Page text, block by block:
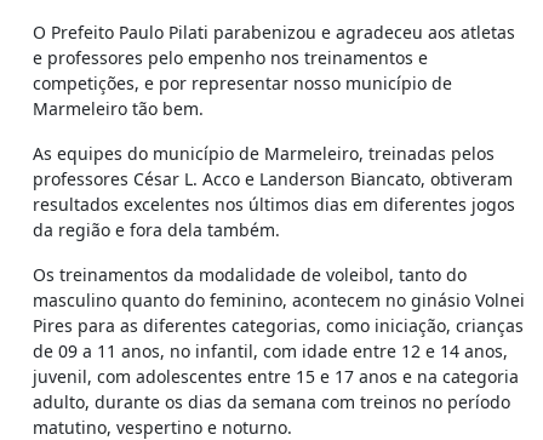
O Prefeito Paulo Pilati parabenizou e agradeceu aos atletas
e professores pelo empenho nos treinamentos e
competições, e por representar nosso município de
Marmeleiro tão bem.
As equipes do município de Marmeleiro, treinadas pelos
professores César L. Acco e Landerson Biancato, obtiveram
resultados excelentes nos últimos dias em diferentes jogos
da região e fora dela também.
Os treinamentos da modalidade de voleibol, tanto do
masculino quanto do feminino, acontecem no ginásio Volnei
Pires para as diferentes categorias, como iniciação, crianças
de 09 a 11 anos, no infantil, com idade entre 12 e 14 anos,
juvenil, com adolescentes entre 15 e 17 anos e na categoria
adulto, durante os dias da semana com treinos no período
matutino, vespertino e noturno.